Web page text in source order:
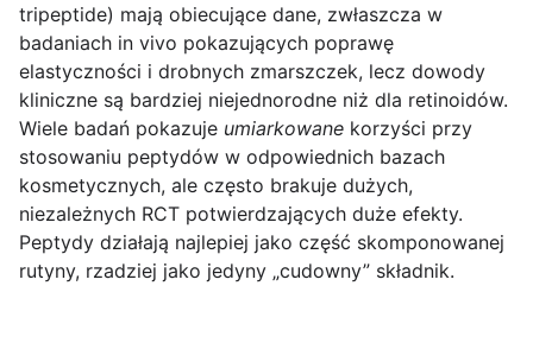
tripeptide) mają obiecujące dane, zwłaszcza w
badaniach in vivo pokazujących poprawę
elastyczności i drobnych zmarszczek, lecz dowody
kliniczne są bardziej niejednorodne niż dla retinoidów.
Wiele badań pokazuje umiarkowane korzyści przy
stosowaniu peptydów w odpowiednich bazach
kosmetycznych, ale często brakuje dużych,
niezależnych RCT potwierdzających duże efekty.
Peptydy działają najlepiej jako część skomponowanej
rutyny, rzadziej jako jedyny „cudowny” składnik.